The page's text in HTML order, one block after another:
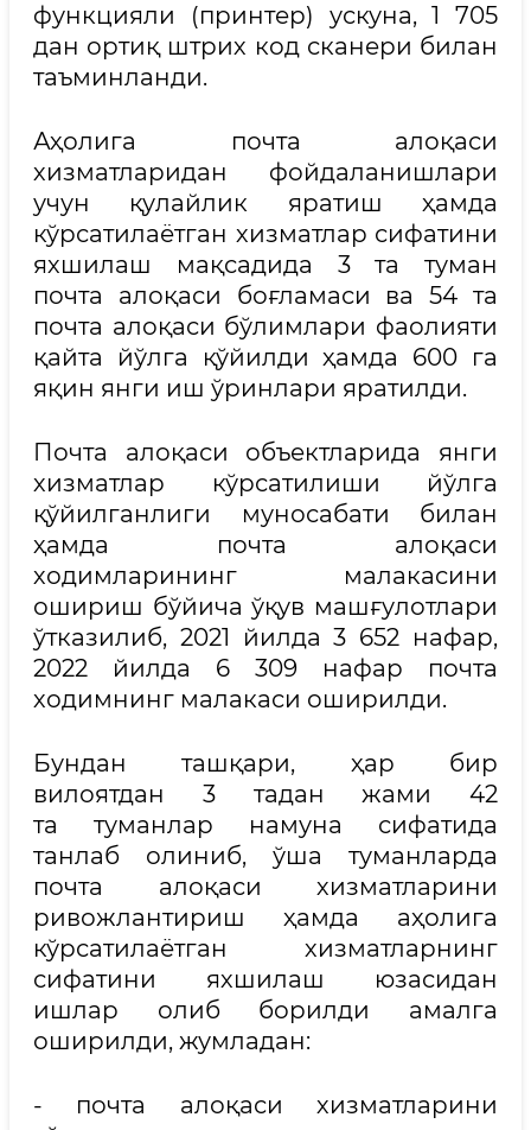
функцияли (принтер) ускуна, 1 705
дан ортиқ штрих код сканери билан
таъминланди.
Аҳолига почта алоқаси
хизматларидан фойдаланишлари
учун қулайлик яратиш ҳамда
кўрсатилаётган хизматлар сифатини
яхшилаш мақсадида 3 та туман
почта алоқаси боғламаси ва 54 та
почта алоқаси бўлимлари фаолияти
қайта йўлга қўйилди ҳамда 600 га
яқин янги иш ўринлари яратилди.
Почта алоқаси объектларида янги
хизматлар кўрсатилиши йўлга
қўйилганлиги муносабати билан
ҳамда почта алоқаси
ходимларининг малакасини
ошириш бўйича ўқув машғулотлари
ўтказилиб, 2021 йилда 3 652 нафар,
2022 йилда 6 309 нафар почта
ходимнинг малакаси оширилди.
Бундан ташқари, ҳар бир
вилоятдан 3 тадан жами 42
та туманлар намуна сифатида
танлаб олиниб, ўша туманларда
почта алоқаси хизматларини
ривожлантириш ҳамда аҳолига
кўрсатилаётган хизматларнинг
сифатини яхшилаш юзасидан
ишлар олиб борилди амалга
оширилди, жумладан:
- почта алоқаси хизматларини